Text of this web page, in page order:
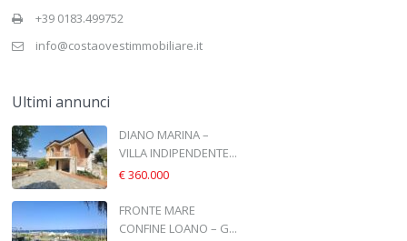
+39 0183.499752
info@costaovestimmobiliare.it
Ultimi annunci
DIANO MARINA –
VILLA INDIPENDENTE...
€ 360.000
FRONTE MARE
CONFINE LOANO – G...